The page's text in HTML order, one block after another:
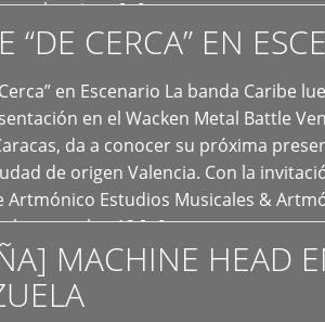
que los sigue […]
“DE CERCA” EN
en Escenario La banda Caribe
en el Wacken Metal Battle
da a conocer su próxima
de origen Valencia. Con la
Artmónico Estudios Musicales &
cumplen 12 […]
MACHINE HEAD